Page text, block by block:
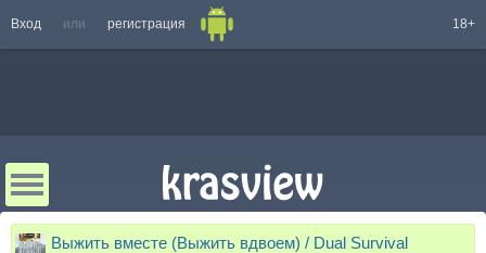
Вход или регистрация 18+
Выжить вместе (Выжить вдвоем) / Dual Survival